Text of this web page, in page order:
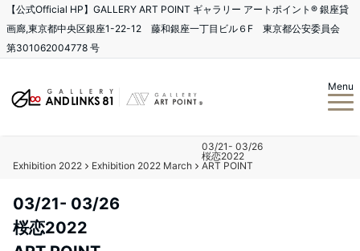
【公式Official HP】GALLERY ART POINT ギャラリー アートポイント®️ 銀座貸
画廊,東京都中央区銀座1-22-12 藤和銀座一丁目ビル６F 東京都公安委員会
第301062004778 号
Menu
Exhibition 2022 Exhibition 2022 March
03/21- 03/26
桜恋2022
ART POINT
03/21- 03/26
桜恋2022